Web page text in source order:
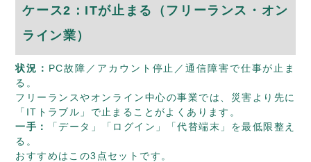
ケース2：ITが止まる（フリーランス・オン
ライン業）
状況： PC故障／アカウント停止／通信障害で仕事が止ま
る。
フリーランスやオンライン中心の事業では、災害より先に
「ITトラブル」で止まることがよくあります。
一手：
「データ」「ログイン」「代替端末」を最低限整え
る。
おすすめはこの3点セットです。